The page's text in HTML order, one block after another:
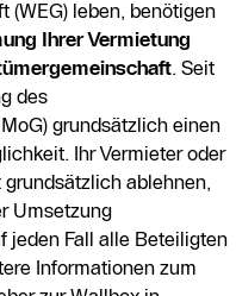
(WEG) leben, benötigen
Ihrer Vermietung
. Seit
des
grundsätzlich einen
Ihr Vermieter oder
ablehnen,
Umsetzung
jeden Fall alle Beteiligten
Informationen zum